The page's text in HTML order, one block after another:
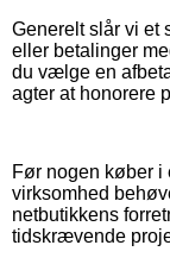
Generelt slår vi et
eller betalinger
du vælge en
agter at honorere
Før nogen køber i
virksomhed
netbutikkens
tidskrævende